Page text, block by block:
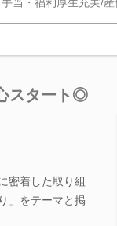
スタート◎
密着した取り組
」をテーマと掲